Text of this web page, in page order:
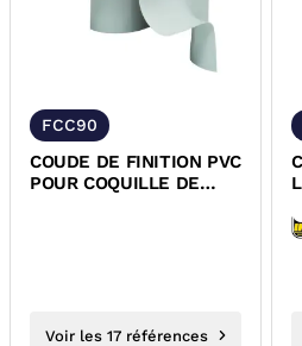
FCC90
COUDE DE FINITION PVC
POUR COQUILLE DE
Voir les 17 références